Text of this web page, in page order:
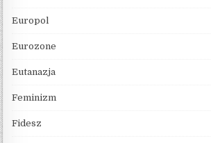
Europol
Eurozone
Eutanazja
Feminizm
Fidesz